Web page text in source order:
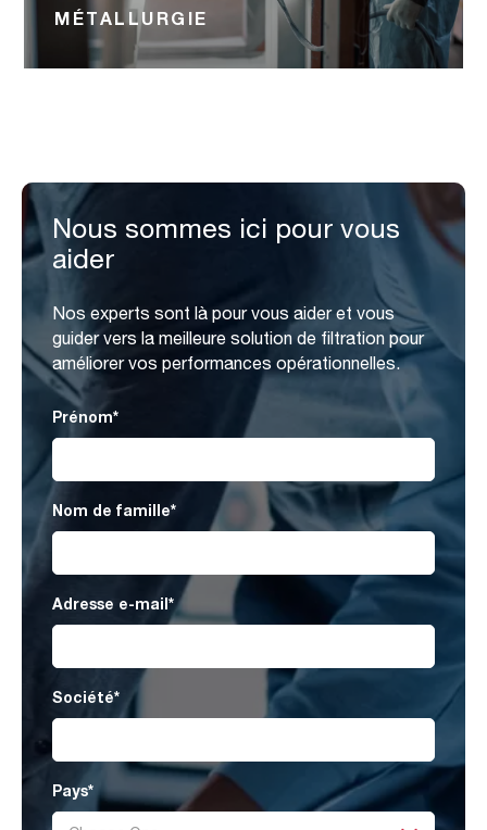
MÉTALLURGIE
Nous sommes ici pour vous
aider
Nos experts sont là pour vous aider et vous
guider vers la meilleure solution de filtration pour
améliorer vos performances opérationnelles.
Prénom*
Nom de famille*
Adresse e-mail*
Société*
Pays*